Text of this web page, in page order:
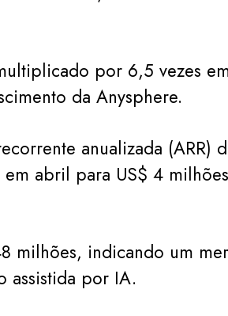
por 6,5 vezes
da Anysphere.
anualizada (ARR)
abril para US$ 4 milhões
milhões, indicando um
assistida por IA.